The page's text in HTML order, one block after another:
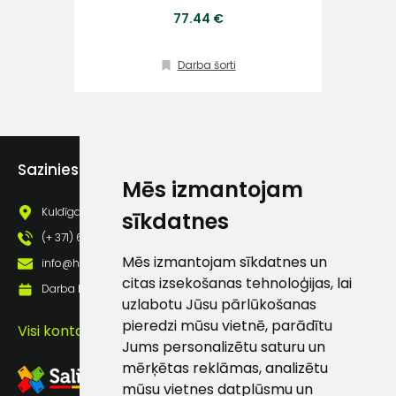
Mēs izmantojam
sīkdatnes
Mēs izmantojam sīkdatnes un
citas izsekošanas tehnoloģijas, lai
uzlabotu Jūsu pārlūkošanas
pieredzi mūsu vietnē, parādītu
Jums personalizētu saturu un
mērķētas reklāmas, analizētu
mūsu vietnes datplūsmu un
77.44 €
Darba šorti
Sazinies ar mums
Kuldīgas iela 69a, Saldus, Saldus nov., LV - 3801
(+ 371) 63 881 186
info@hards.lv
Darba laiks: Darbadienās: 8:00 - 17:00
Visi kontakti
Klientu
atbalsts
186
info@hards.lv